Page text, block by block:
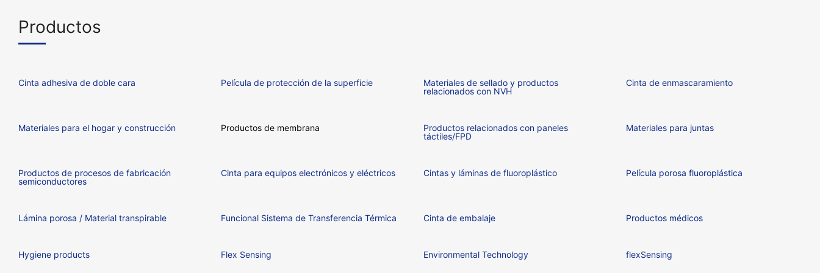
Productos
Cinta adhesiva de doble cara Película de protección de la superficie
Materiales de sellado y productos
relacionados con NVH
Cinta de enmascaramiento
Materiales para el hogar y construcción Productos de membrana
Productos relacionados con paneles
táctiles/FPD
Materiales para juntas
Productos de procesos de fabricación
semiconductores
Cinta para equipos electrónicos y eléctricos Cintas y láminas de fluoroplástico Película porosa fluoroplástica
Lámina porosa / Material transpirable Funcional Sistema de Transferencia Térmica Cinta de embalaje Productos médicos
Hygiene products Flex Sensing Environmental Technology flexSensing